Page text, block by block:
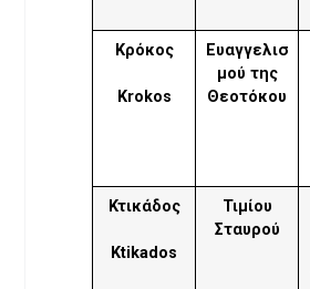
Κρόκος
Krokos
Ευαγγελισ
μού της
Θεοτόκου
Κτικάδος
Ktikados
Τιμίου
Σταυρού